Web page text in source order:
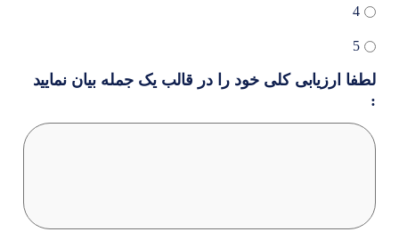
4
5
لطفا ارزیابی کلی خود را در قالب یک جمله بیان نمایید
: